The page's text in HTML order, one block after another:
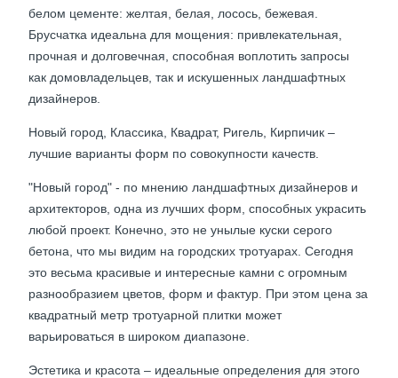
белом цементе: желтая, белая, лосось, бежевая.
Брусчатка идеальна для мощения: привлекательная,
прочная и долговечная, способная воплотить запросы
как домовладельцев, так и искушенных ландшафтных
дизайнеров.
Новый город, Классика, Квадрат, Ригель, Кирпичик –
лучшие варианты форм по совокупности качеств.
"Новый город" - по мнению ландшафтных дизайнеров и
архитекторов, одна из лучших форм, способных украсить
любой проект. Конечно, это не унылые куски серого
бетона, что мы видим на городских тротуарах. Сегодня
это весьма красивые и интересные камни с огромным
разнообразием цветов, форм и фактур. При этом цена за
квадратный метр тротуарной плитки может
варьироваться в широком диапазоне.
Эстетика и красота – идеальные определения для этого